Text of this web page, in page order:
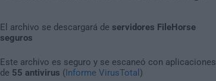
El archivo se descargará de servidores FileHorse
seguros
Este archivo es seguro y se escaneó con aplicaciones
de 55 antivirus (Informe VirusTotal )